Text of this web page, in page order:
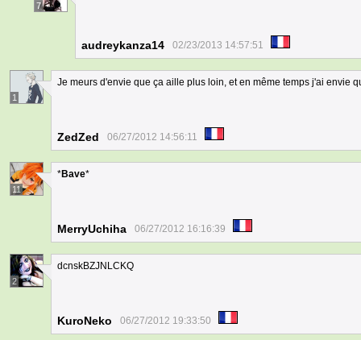
7
audreykanza14 02/23/2013 14:57:51
1
Je meurs d'envie que ça aille plus loin, et en même temps j'ai envie
ZedZed 06/27/2012 14:56:11
11
*Bave*
MerryUchiha 06/27/2012 16:16:39
2
dcnskBZJNLCKQ
KuroNeko 06/27/2012 19:33:50